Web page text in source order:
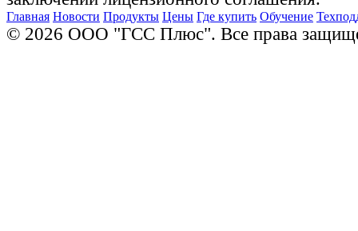
Главная Новости Продукты Цены Где купить Обучение
© 2026 ООО "ГСС Плюс". Все права